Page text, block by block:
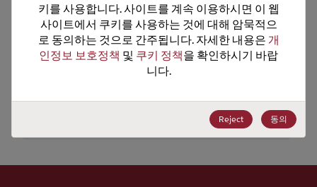
기술 카테고리 Analog & Mixed Signal
기술 하위 카테고리 Data Converters
기술 그룹 ADC
키를 사용합니다. 사이트를 계속 이용하시면 이 웹
사이트에서 쿠키를 사용하는 것에 대해 암묵적으
로 동의하는 것으로 간주됩니다. 자세한 내용은 개
인정보 보호정책 및 쿠키 정책을 확인하시기 바랍
니다.
Reject 동의